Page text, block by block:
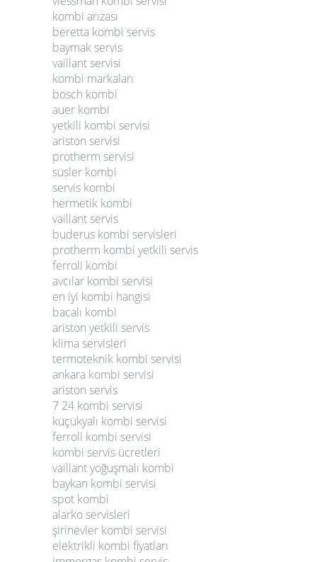
kombi arızası
beretta kombi servis
baymak servis
vaillant servisi
kombi markaları
bosch kombi
auer kombi
yetkili kombi servisi
ariston servisi
protherm servisi
süsler kombi
servis kombi
hermetik kombi
vaillant servis
buderus kombi servisleri
protherm kombi yetkili servis
ferroli kombi
avcılar kombi servisi
en iyi kombi hangisi
bacalı kombi
ariston yetkili servis
klima servisleri
termoteknik kombi servisi
ankara kombi servisi
ariston servis
7 24 kombi servisi
küçükyalı kombi servisi
ferroli kombi servisi
kombi servis ücretleri
vaillant yoğuşmalı kombi
baykan kombi servisi
spot kombi
alarko servisleri
şirinevler kombi servisi
elektrikli kombi fiyatları